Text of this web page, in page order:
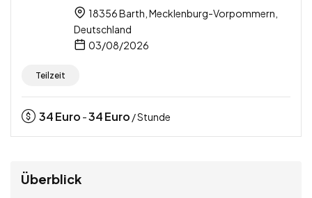
18356 Barth, Mecklenburg-Vorpommern,
Deutschland
03/08/2026
Teilzeit
34Euro -34Euro / Stunde
Überblick